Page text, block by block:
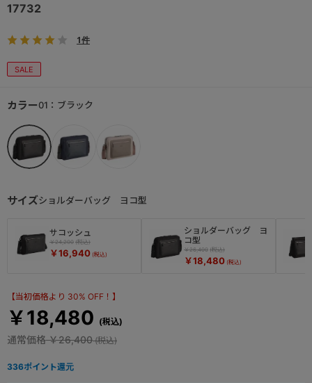
17732
1件
SALE
【当初価格より 30% OFF！】
￥18,480
通常価格￥26,400
サイズショルダーバッグ ヨコ型
サコッシュ
￥24,200
￥16,940
ショルダーバッグ ヨ
コ型
￥26,400
￥18,480
カラー01：ブラック
336ポイント還元